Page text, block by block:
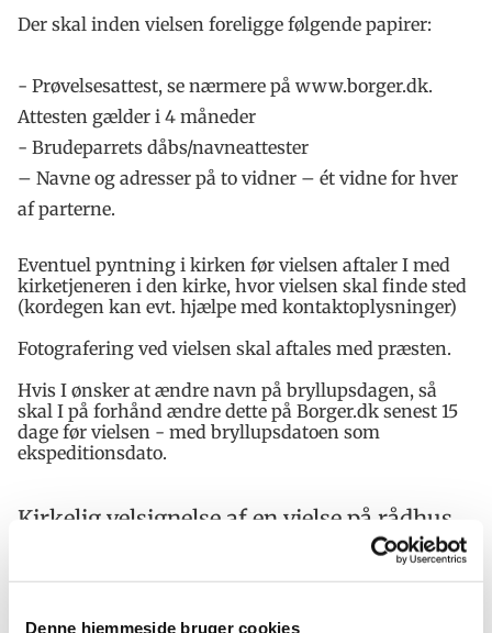
Denne hjemmeside bruger cookies
Der skal inden vielsen foreligge følgende papirer:
- Prøvelsesattest, se nærmere på www.borger.dk.
Attesten gælder i 4 måneder
- Brudeparrets dåbs/navneattester
– Navne og adresser på to vidner – ét vidne for hver
af parterne.
Eventuel pyntning i kirken før vielsen aftaler I med
kirketjeneren i den kirke, hvor vielsen skal finde sted
(kordegen kan evt. hjælpe med kontaktoplysninger)
Fotografering ved vielsen skal aftales med præsten.
Hvis I ønsker at ændre navn på bryllupsdagen, så
skal I på forhånd ændre dette på Borger.dk senest 15
dage før vielsen - med bryllupsdatoen som
ekspeditionsdato.
Kirkelig velsignelse af en vielse på rådhus
Det er muligt at få sat en kirkelig ramme om sit
borgerligt indgåede ægteskab. En kirkelig
udgangspunkt i et ritual, der minder om det, man